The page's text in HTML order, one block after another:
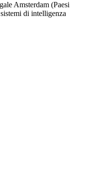
Amsterdam (Paesi
di intelligenza